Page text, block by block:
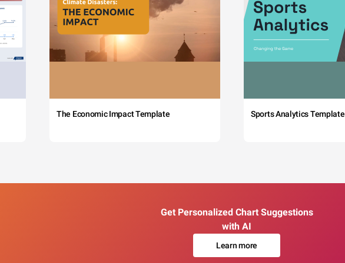
The Economic Impact Template Sports Analytics Template
Get Personalized Chart Suggestions
with AI
Learn more